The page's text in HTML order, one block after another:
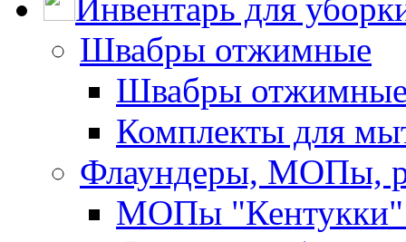
Инвентарь для
Швабры отжимные
Швабры
Комплекты для
Флаундеры, МОПы,
МОПы "Кентукки"